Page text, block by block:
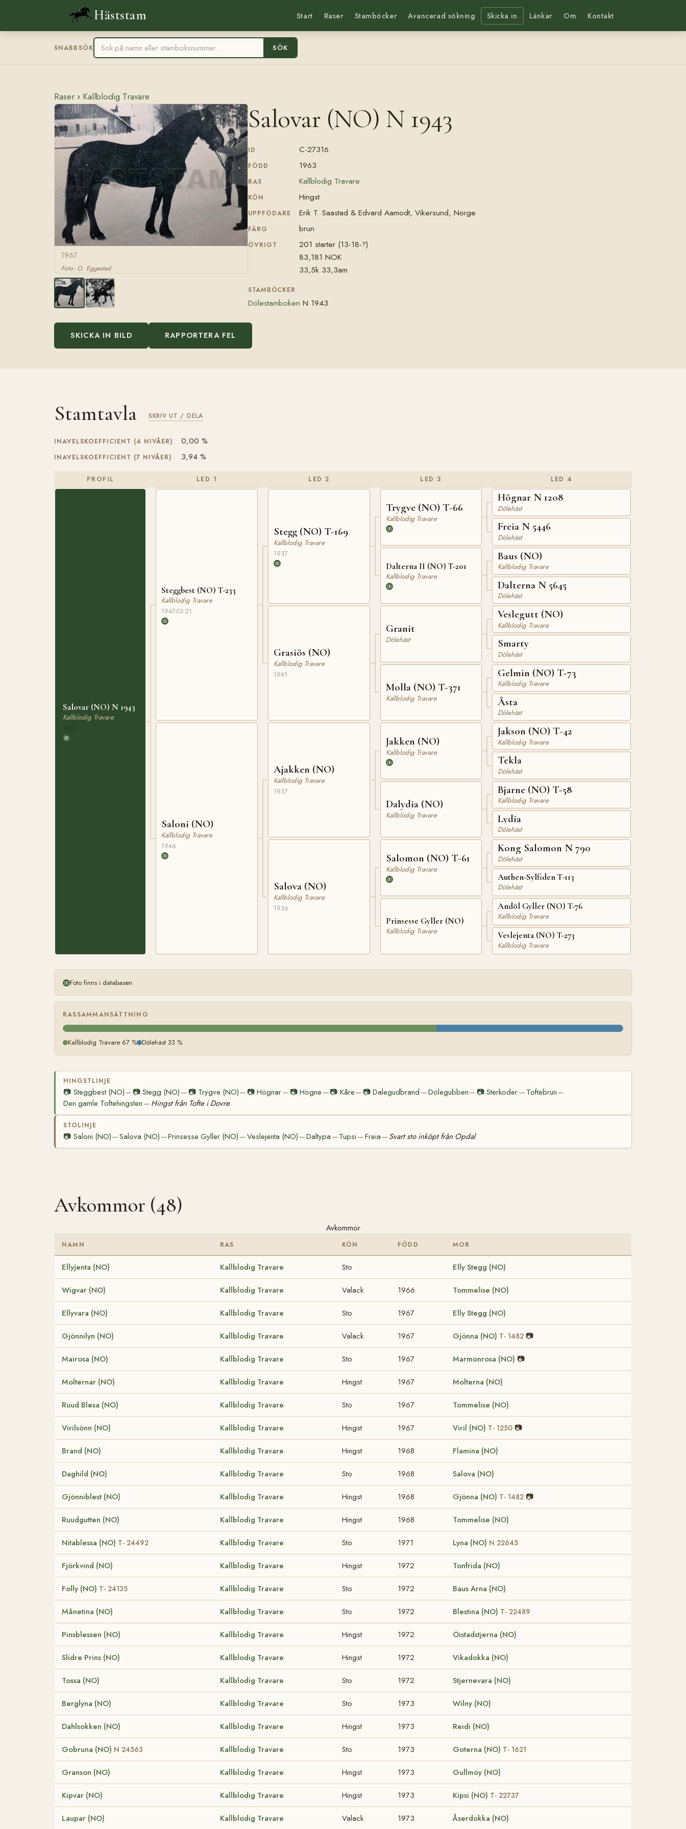
Häststam Start Raser Stamböcker Avancerad sökning Skicka in Länkar Om Kontakt
SNABBSÖK SÖK
Raser › Kallblodig Travare
1967
Foto: O. Eggestad
Salovar (NO) N 1943
ID C-27316
FÖDD 1963
RAS Kallblodig Travare
KÖN Hingst
UPPFÖDARE Erik T. Saastad & Edvard Aamodt, Vikersund, Norge
FÄRG brun
ÖVRIGT
201 starter (13-18-?)
83,181 NOK
33,5k 33,3am
STAMBÖCKER
Dölestamboken N 1943
SKICKA IN BILD RAPPORTERA FEL
Stamtavla SKRIV UT / DELA
INAVELSKOEFFICIENT (4 NIVÅER) 0,00 %
INAVELSKOEFFICIENT (7 NIVÅER) 3,94 %
PROFIL
Salovar (NO) N 1943
Kallblodig Travare
LED 1
Steggbest (NO) T-233
Kallblodig Travare
1947-03-21
Saloni (NO)
Kallblodig Travare
1946
LED 2
Stegg (NO) T-169
Kallblodig Travare
1937
Grasiös (NO)
Kallblodig Travare
1941
Ajakken (NO)
Kallblodig Travare
1937
Salova (NO)
Kallblodig Travare
1936
LED 3
Trygve (NO) T-66
Kallblodig Travare
Dalterna II (NO) T-201
Kallblodig Travare
Granit
Dölehäst
Molla (NO) T-371
Kallblodig Travare
Jakken (NO)
Kallblodig Travare
Dalydia (NO)
Kallblodig Travare
Salomon (NO) T-61
Kallblodig Travare
Prinsesse Gyller (NO)
Kallblodig Travare
LED 4
Högnar N 1208
Dölehäst
Freia N 5446
Dölehäst
Baus (NO)
Kallblodig Travare
Dalterna N 5645
Dölehäst
Veslegutt (NO)
Kallblodig Travare
Smarty
Dölehäst
Gelmin (NO) T-73
Kallblodig Travare
Åsta
Dölehäst
Jakson (NO) T-42
Kallblodig Travare
Tekla
Dölehäst
Bjarne (NO) T-58
Kallblodig Travare
Lydia
Dölehäst
Kong Salomon N 790
Dölehäst
Authen-Sylfiden T-113
Dölehäst
Andöl Gyller (NO) T-76
Kallblodig Travare
Veslejenta (NO) T-273
Kallblodig Travare
Foto finns i databasen
RASSAMMANSÄTTNING
Kallblodig Travare 67 % Dölehäst 33 %
HINGSTLINJE
📷 Steggbest (NO)— 📷Stegg (NO) — 📷 Trygve (NO)— 📷 Högnar— 📷Högne —📷 Kåre— 📷Dalegudbrand —Dölegubben— 📷Sterkoder— Toftebrun—
Den gamle Toftehingsten — Hingst från Tofte i Dovre
STOLINJE
📷 Saloni (NO)—Salova (NO) —Prinsesse Gyller (NO) —Veslejenta (NO)—Daltypa —Tupsi —Freia— Svart sto inköpt från Opdal
Avkommor (48)
Avkommor
NAMN RAS KÖN FÖDD MOR
Ellyjenta (NO) Kallblodig Travare Sto Elly Stegg (NO)
Wigvar (NO) Kallblodig Travare Valack 1966 Tommelise (NO)
Ellyvara (NO) Kallblodig Travare Sto 1967 Elly Stegg (NO)
Gjönnilyn (NO) Kallblodig Travare Valack 1967 Gjönna (NO) T- 1482 📷
Mairosa (NO) Kallblodig Travare Sto 1967 Marmonrosa (NO) 📷
Molternar (NO) Kallblodig Travare Hingst 1967 Molterna (NO)
Ruud Blesa (NO) Kallblodig Travare Sto 1967 Tommelise (NO)
Virilsönn (NO) Kallblodig Travare Hingst 1967 Viril (NO) T- 1250 📷
Brand (NO) Kallblodig Travare Hingst 1968 Flamina (NO)
Daghild (NO) Kallblodig Travare Sto 1968 Salova (NO)
Gjönniblest (NO) Kallblodig Travare Hingst 1968 Gjönna (NO) T- 1482 📷
Ruudgutten (NO) Kallblodig Travare Hingst 1968 Tommelise (NO)
Nitablessa (NO) T- 24492 Kallblodig Travare Sto 1971 Lyna (NO) N 22645
Fjörkvind (NO) Kallblodig Travare Hingst 1972 Tonfrida (NO)
Folly (NO) T- 24135 Kallblodig Travare Sto 1972 Baus Arna (NO)
Månetina (NO) Kallblodig Travare Sto 1972 Blestina (NO) T- 22489
Pinsblessen (NO) Kallblodig Travare Hingst 1972 Öistadstjerna (NO)
Slidre Prins (NO) Kallblodig Travare Hingst 1972 Vikadokka (NO)
Tossa (NO) Kallblodig Travare Sto 1972 Stjernevara (NO)
Berglyna (NO) Kallblodig Travare Sto 1973 Wilny (NO)
Dahlsokken (NO) Kallblodig Travare Hingst 1973 Reidi (NO)
Gobruna (NO) N 24563 Kallblodig Travare Sto 1973 Goterna (NO) T- 1621
Granson (NO) Kallblodig Travare Hingst 1973 Gullmöy (NO)
Kipvar (NO) Kallblodig Travare Hingst 1973 Kipsi (NO) T- 22737
Laupar (NO) Kallblodig Travare Valack 1973 Åserdokka (NO)